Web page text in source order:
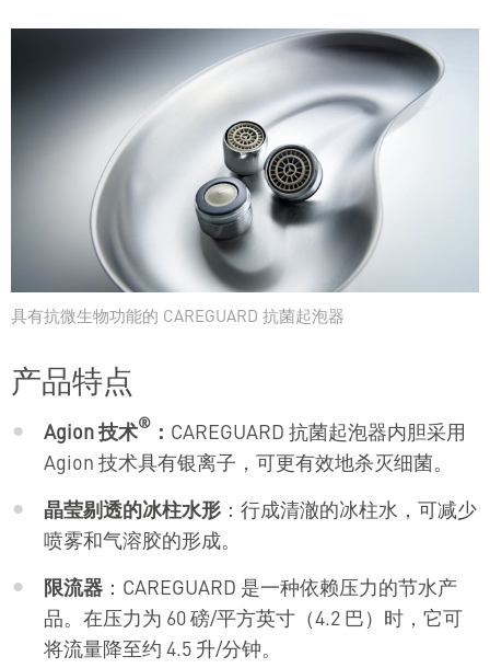
具有抗微生物功能的 CAREGUARD 抗菌起泡器
产品特点
Agion 技术® ： CAREGUARD 抗菌起泡器内胆采用
Agion 技术具有银离子，可更有效地杀灭细菌。
晶莹剔透的冰柱水形 ：行成清澈的冰柱水，可减少
喷雾和气溶胶的形成。
限流器 ：CAREGUARD 是一种依赖压力的节水产
品。在压力为 60 磅/平方英寸（4.2 巴）时，它可
将流量降至约 4.5 升/分钟。